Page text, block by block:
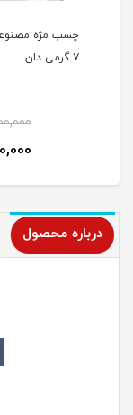
چسب مژه
۷ گرمی دان
درباره محصول